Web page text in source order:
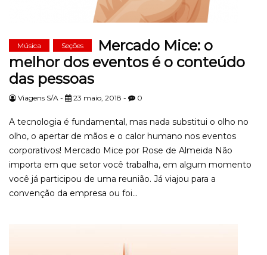
Música Seções
Mercado Mice: o
melhor dos eventos é o conteúdo
das pessoas
Viagens S/A - 23 maio, 2018 - 0
A tecnologia é fundamental, mas nada substitui o olho no
olho, o apertar de mãos e o calor humano nos eventos
corporativos! Mercado Mice por Rose de Almeida Não
importa em que setor você trabalha, em algum momento
você já participou de uma reunião. Já viajou para a
convenção da empresa ou foi...